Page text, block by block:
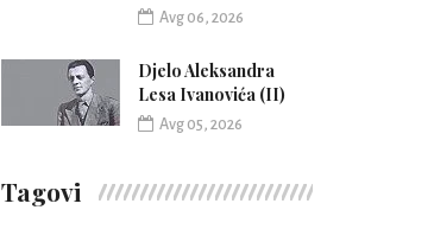
Avg 06, 2026
Djelo Aleksandra
Lesa Ivanovića (II)
Avg 05, 2026
Tagovi